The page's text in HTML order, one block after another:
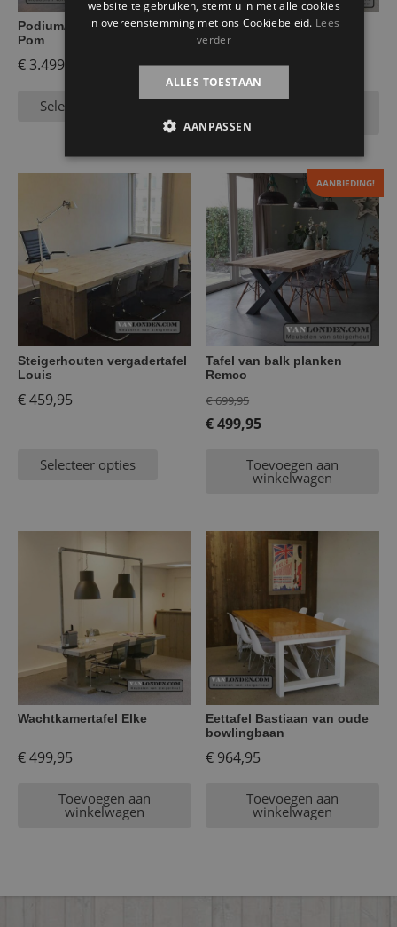
Podium/ tribune trapkast
Pom
€3.499,95
Selecteer opties
Eettafel Michael van oude
bowlingbaan
€964,95
Steigerhouten vergadertafel
Louis
€459,95
Selecteer opties
AANBIEDING!
Tafel van balk planken
Remco
€699,95Oorspronkelijke
prijs
€ 699,95.
€499,95
Toevoegen aan
winkelwagen
Wachtkamertafel Elke
€499,95
Toevoegen aan
winkelwagen
Eettafel Bastiaan van oude
bowlingbaan
€ 964,95
Toevoegen aan
winkelwagen
website te gebruiken, stemt u in met alle cookies
in overeenstemming met ons Cookiebeleid. Lees
verder
ALLES TOESTAAN
AANPASSEN